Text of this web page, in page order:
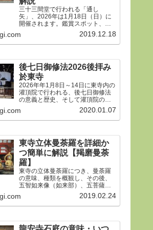
三十三間堂で行われる「通し
矢」、2026年は1月18日（日）に
開催されます。鑑賞スポット、タ
イムスケジュール、ルールや歴
史、そして三十三間堂の概要、ア
クセス方法などをご紹介します。
2019.12.18
後七日御修法2026後拝み
於東寺
2026年年1月8日～14日に東寺内の
灌頂院で行われる、後七日御修法
の意義と歴史、そして灌頂院の内
部で何をするのかを解説した後、
14日の「後拝み」での灌頂院参拝
方法などをご紹介します。合掌。
2020.01.07
東寺立体曼荼羅を詳細か
つ簡単に解説【羯磨曼荼
羅】
東寺の立体曼荼羅につき、曼荼羅
の意味、種類を概観し、その後、
五智如来像（如来部）、五菩薩像
（菩薩部）、五大明王像（明王
部）につき、21体すべて、一体ず
つ簡潔にわかりやすく解説しま
2019.02.24